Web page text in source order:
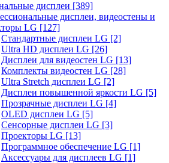
дисплеи [389]
дисплеи, видеостены и
LG [127]
Стандартные дисплеи LG [2]
Ultra HD дисплеи LG [26]
Дисплеи для видеостен LG [13]
Комплекты видеостен LG [28]
Ultra Stretch дисплеи LG [2]
Дисплеи повышенной яркости LG [5]
Прозрачные дисплеи LG [4]
OLED дисплеи LG [5]
Сенсорные дисплеи LG [3]
Проекторы LG [13]
Программное обеспечение LG [1]
Аксессуары для дисплеев LG [1]